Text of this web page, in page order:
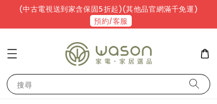
(中古電視送到家含保固5折起)(其他品官網滿千免運)
預約/客服
搜尋